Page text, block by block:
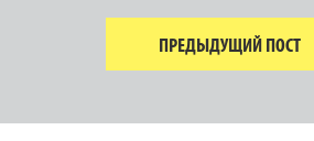
ПРЕДЫДУЩИЙ ПОСТ